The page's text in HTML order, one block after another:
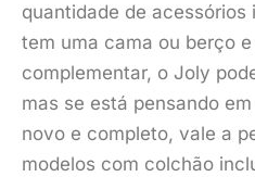
quantidade de acessórios
tem uma cama ou berço
complementar, o Joly
mas se está pensando
novo e completo, vale a
modelos com colchão